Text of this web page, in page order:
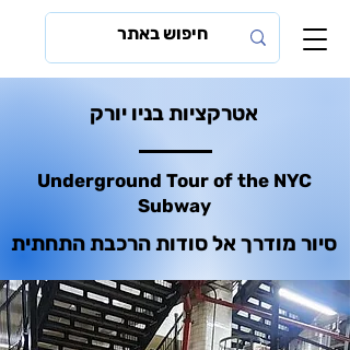
אטרקציות בניו יורק
Underground Tour of the NYC
Subway
סיור מודרך אל סודות הרכבת התחתית